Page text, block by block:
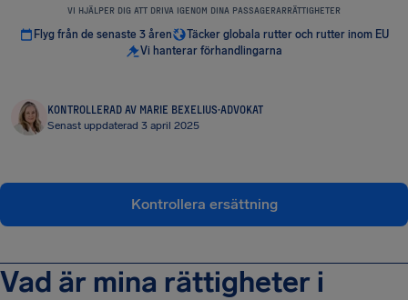
VI HJÄLPER DIG ATT DRIVA IGENOM DINA PASSAGERARRÄTTIGHETER
Flyg från de senaste 3 åren
Täcker globala rutter och rutter inom EU
Vi hanterar förhandlingarna
KONTROLLERAD AV MARIE BEXELIUS·ADVOKAT
Senast uppdaterad 3 april 2025
Kontrollera ersättning
Vad är mina rättigheter i